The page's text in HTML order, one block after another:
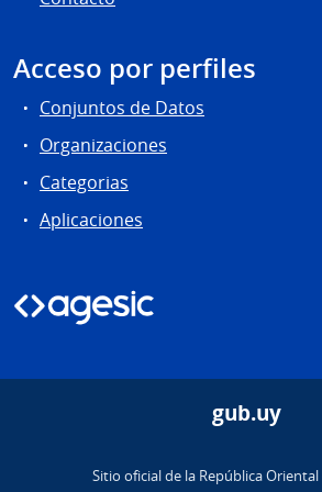
Acceso por perfiles
Conjuntos de Datos
Organizaciones
Categorias
Aplicaciones
gub.uy
Sitio oficial de la República